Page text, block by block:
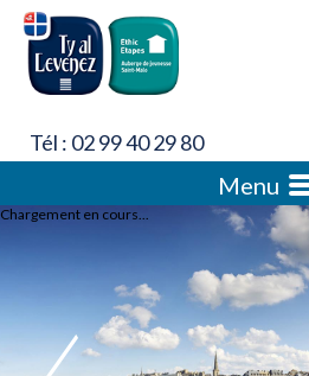
Tél : 02 99 40 29 80
Menu
Chargement en cours...